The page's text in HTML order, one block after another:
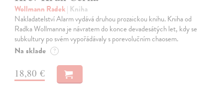
Wollmann Radek| Kniha
Nakladatelství Alarm vydává druhou prozaickou knihu. Kniha od
Radka Wollmanna je návratem do konce devadesátých let, kdy se
subkultury po svém vypořádávaly s porevolučním chaosem.
Na sklade ?
18,80 €